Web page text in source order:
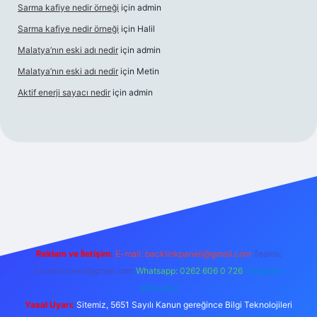
Sarma kafiye nedir örneği için admin
Sarma kafiye nedir örneği için Halil
Malatya’nın eski adı nedir için admin
Malatya’nın eski adı nedir için Metin
Aktif enerji sayacı nedir için admin
Reklam ve İletişim: E-mail: backlinkpaneli@gmail.com Teams:
forumhizmeti@gmail.com Whatsapp: 0262 606 0 726 Telegram:
@karabul
Yasal Uyarı: Sitemiz, 5651 Sayılı Kanun gereğince Bilgi Teknolojileri